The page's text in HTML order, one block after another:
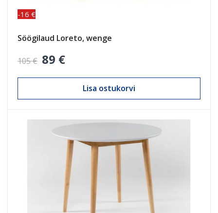
-16 €
Söögilaud Loreto, wenge
105 € 89 €
Lisa ostukorvi